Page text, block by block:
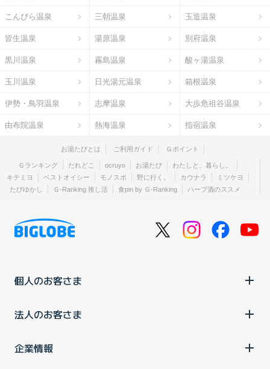
こんぴら温泉 三朝温泉 玉造温泉
皆生温泉 湯原温泉 別府温泉
黒川温泉 霧島温泉 酸ヶ湯温泉
玉川温泉 日光湯元温泉 箱根温泉
伊勢・鳥羽温泉 志摩温泉 大歩危祖谷温泉
由布院温泉 熱海温泉 指宿温泉
お湯たびとは ご利用ガイド Ｇポイント
Ｇランキング だれどこ ocruyo お湯たび
わたしと、暮らし。
キテミヨ
ベストオイシー モノスポ 野に行く。 カウナラ
ミツケヨ
たびゆかし
Ｇ-Ranking 推し活 食pin by Ｇ-Ranking ハーブ酒のススメ
個人のお客さま
法人のお客さま
企業情報